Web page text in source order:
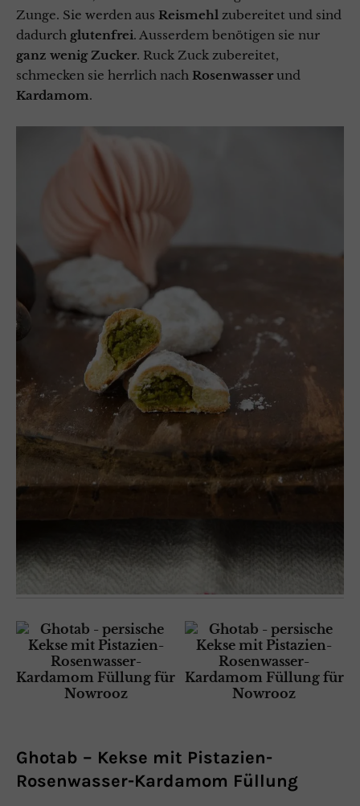
Zunge. Sie werden aus Reismehl zubereitet und sind
dadurch glutenfrei. Ausserdem benötigen sie nur
ganz wenig Zucker. Ruck Zuck zubereitet,
schmecken sie herrlich nach Rosenwasser und
Kardamom.
Ghotab – Kekse mit Pistazien-
Rosenwasser-Kardamom Füllung